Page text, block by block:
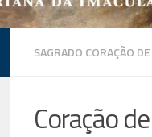
SAGRADO CORAÇÃO
Coração